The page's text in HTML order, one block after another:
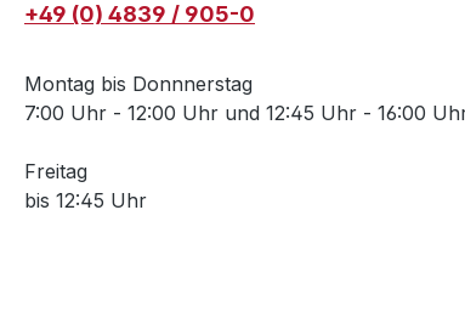
+49 (0) 4839 / 905-0
Montag bis Donnnerstag
7:00 Uhr - 12:00 Uhr und 12:45 Uhr - 16:00
Freitag
bis 12:45 Uhr